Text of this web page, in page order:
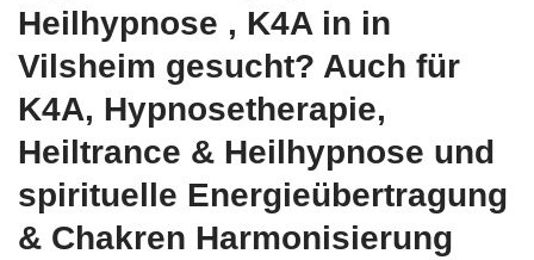
Heilhypnose , K4A in in
Vilsheim gesucht? Auch für
K4A, Hypnosetherapie,
Heiltrance & Heilhypnose und
spirituelle Energieübertragung
& Chakren Harmonisierung